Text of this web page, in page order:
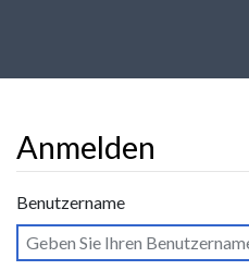
Anmelden
Wechseln zu:Navigation
Benutzername